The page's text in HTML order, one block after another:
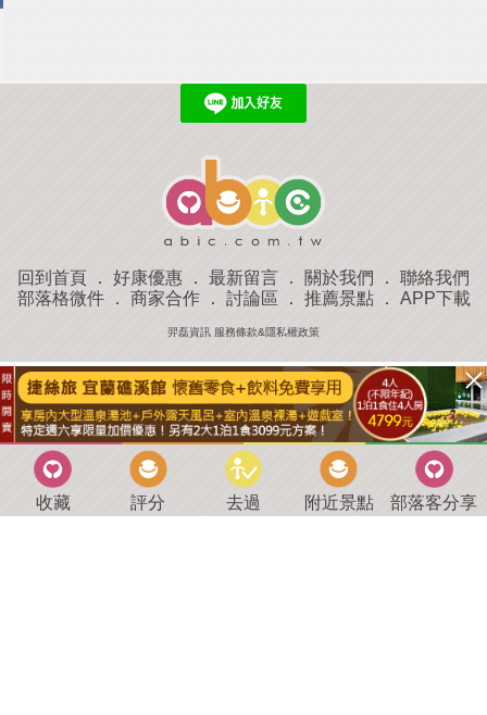
回到首頁 ． 好康優惠 ． 最新留言 ． 關於我們 ． 聯絡我們
部落格微件． 商家合作． 討論區 ． 推薦景點． APP下載
羿磊資訊 服務條款&隱私權政策
收藏 評分 去過 附近景點 部落客分享